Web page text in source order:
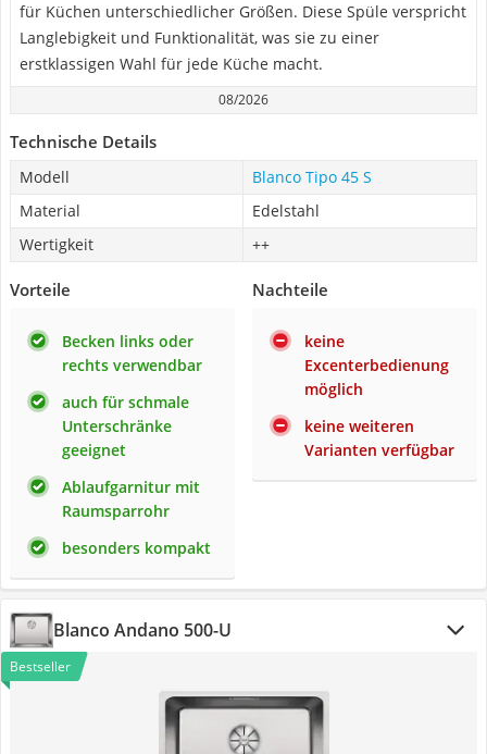
für Küchen unterschiedlicher Größen. Diese Spüle verspricht
Langlebigkeit und Funktionalität, was sie zu einer
erstklassigen Wahl für jede Küche macht.
08/2026
Technische Details
Modell
Blanco Tipo 45 S
Material
Edelstahl
Wertigkeit
++
Vorteile
Becken links oder
rechts verwendbar
auch für schmale
Unterschränke
geeignet
Ablaufgarnitur mit
Raumsparrohr
besonders kompakt
Nachteile
keine
Excenterbedienung
möglich
keine weiteren
Varianten verfügbar
Blanco Andano 500-U
Bestseller